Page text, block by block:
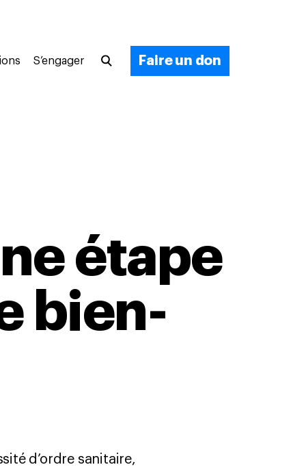
S’engager Faire un don
étape
bien-
d’ordre sanitaire,